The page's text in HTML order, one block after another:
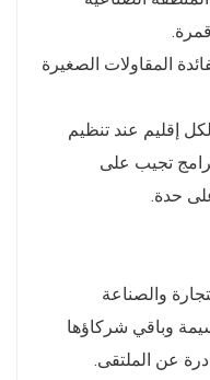
المقاولات الصغيرة
لكل إقليم عند تنظيم
تجيب على
حدة.
والصناعة
وباقي شركاؤها
عن الملتقى.